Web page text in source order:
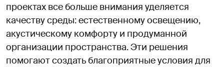
проектах все больше внимания уделяется
качеству среды: естественному освещению,
акустическому комфорту и продуманной
организации пространства. Эти решения
помогают создать благоприятные условия для